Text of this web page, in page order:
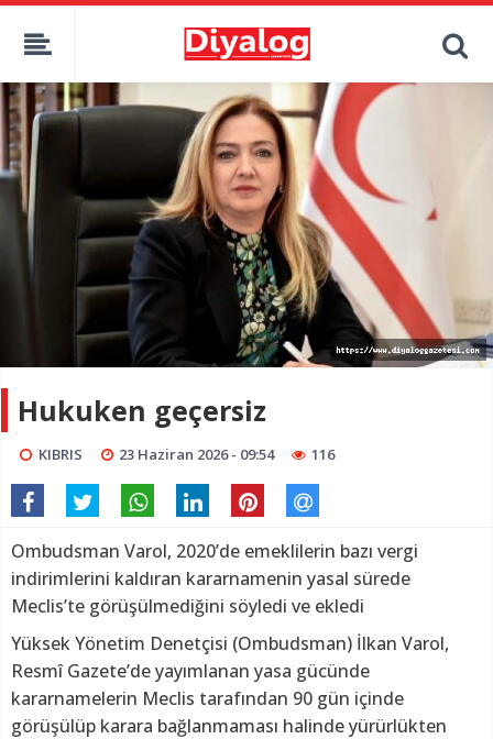
Hukuken geçersiz
KIBRIS 23 Haziran 2026 - 09:54 116
Ombudsman Varol, 2020’de emeklilerin bazı vergi
indirimlerini kaldıran kararnamenin yasal sürede
Meclis’te görüşülmediğini söyledi ve ekledi
Yüksek Yönetim Denetçisi (Ombudsman) İlkan Varol,
Resmî Gazete’de yayımlanan yasa gücünde
kararnamelerin Meclis tarafından 90 gün içinde
görüşülüp karara bağlanmaması halinde yürürlükten